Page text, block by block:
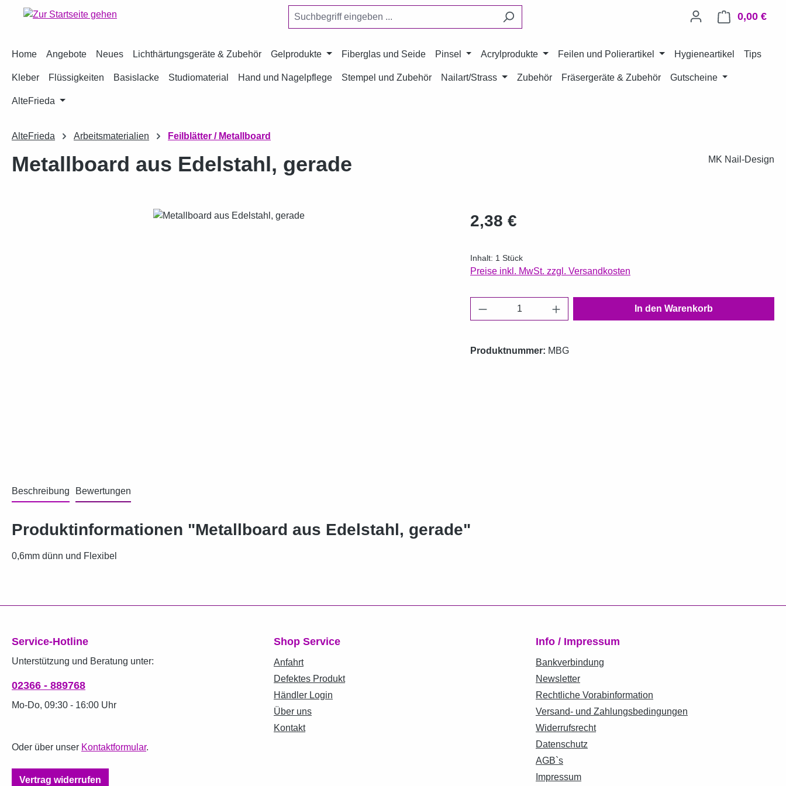
Hauptinhalt springen
Zur Suche springen
Zur Hauptnavigation springen 0,00 €
Home Angebote Neues Lichthärtungsgeräte & Zubehör Gelprodukte Fiberglas und Seide Pinsel Acrylprodukte Feilen und Polierartikel Hygieneartikel Tips
Kleber Flüssigkeiten Basislacke Studiomaterial Hand und Nagelpflege Stempel und Zubehör Nailart/Strass Zubehör Fräsergeräte & Zubehör Gutscheine
AlteFrieda
AlteFrieda Arbeitsmaterialien Feilblätter / Metallboard
Metallboard aus Edelstahl, gerade MK Nail-Design
Regulärer Preis:
2,38 €
Inhalt: 1 Stück
Preise inkl. MwSt. zzgl. Versandkosten
Produkt Anzahl: Gib den gewünschten Wert ein
In den Warenkorb
Produktnummer: MBG
Beschreibung Bewertungen
Produktinformationen "Metallboard aus Edelstahl, gerade"
0,6mm dünn und Flexibel
Service-Hotline
Unterstützung und Beratung unter:
02366 - 889768
Mo-Do, 09:30 - 16:00 Uhr
Oder über unser Kontaktformular.
Vertrag widerrufen
Shop Service
Anfahrt
Defektes Produkt
Händler Login
Über uns
Kontakt
Info / Impressum
Bankverbindung
Newsletter
Rechtliche Vorabinformation
Versand- und Zahlungsbedingungen
Widerrufsrecht
Datenschutz
AGB`s
Impressum